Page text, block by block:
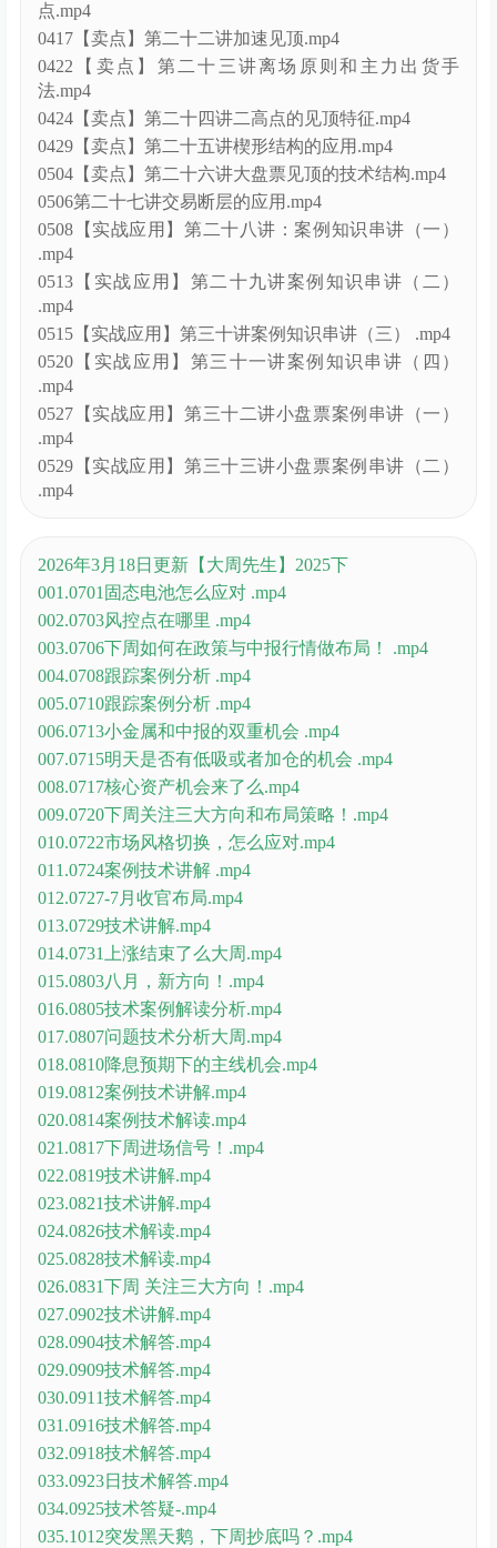
点.mp4
0417【卖点】第二十二讲加速见顶.mp4
0422【卖点】第二十三讲离场原则和主力出货手
法.mp4
0424【卖点】第二十四讲二高点的见顶特征.mp4
0429【卖点】第二十五讲楔形结构的应用.mp4
0504【卖点】第二十六讲大盘票见顶的技术结构.mp4
0506第二十七讲交易断层的应用.mp4
0508【实战应用】第二十八讲：案例知识串讲（一）
.mp4
0513【实战应用】第二十九讲案例知识串讲（二）
.mp4
0515【实战应用】第三十讲案例知识串讲（三） .mp4
0520【实战应用】第三十一讲案例知识串讲（四）
.mp4
0527【实战应用】第三十二讲小盘票案例串讲（一）
.mp4
0529【实战应用】第三十三讲小盘票案例串讲（二）
.mp4
2026年3月18日更新【大周先生】2025下
001.0701固态电池怎么应对 .mp4
002.0703风控点在哪里 .mp4
003.0706下周如何在政策与中报行情做布局！ .mp4
004.0708跟踪案例分析 .mp4
005.0710跟踪案例分析 .mp4
006.0713小金属和中报的双重机会 .mp4
007.0715明天是否有低吸或者加仓的机会 .mp4
008.0717核心资产机会来了么.mp4
009.0720下周关注三大方向和布局策略！.mp4
010.0722市场风格切换，怎么应对.mp4
011.0724案例技术讲解 .mp4
012.0727-7月收官布局.mp4
013.0729技术讲解.mp4
014.0731上涨结束了么大周.mp4
015.0803八月，新方向！.mp4
016.0805技术案例解读分析.mp4
017.0807问题技术分析大周.mp4
018.0810降息预期下的主线机会.mp4
019.0812案例技术讲解.mp4
020.0814案例技术解读.mp4
021.0817下周进场信号！.mp4
022.0819技术讲解.mp4
023.0821技术讲解.mp4
024.0826技术解读.mp4
025.0828技术解读.mp4
026.0831下周 关注三大方向！.mp4
027.0902技术讲解.mp4
028.0904技术解答.mp4
029.0909技术解答.mp4
030.0911技术解答.mp4
031.0916技术解答.mp4
032.0918技术解答.mp4
033.0923日技术解答.mp4
034.0925技术答疑-.mp4
035.1012突发黑天鹅，下周抄底吗？.mp4